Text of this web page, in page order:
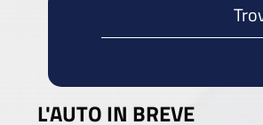
L'AUTO IN BREVE